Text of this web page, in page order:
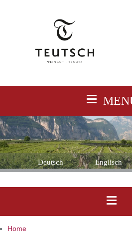
≡
Deutsch Englisch
≡
Home